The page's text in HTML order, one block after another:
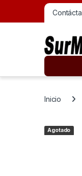
Inicio
Agotado